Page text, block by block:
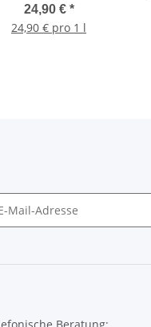
24,90 € *
24,90 € pro 1 l